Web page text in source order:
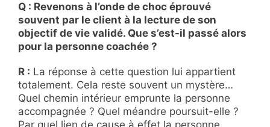
Q : Revenons à l’onde de choc éprouvé
souvent par le client à la lecture de son
objectif de vie validé. Que s’est-il passé alors
pour la personne coachée ?
R : La réponse à cette question lui appartient
totalement. Cela reste souvent un mystère…
Quel chemin intérieur emprunte la personne
accompagnée ? Quel méandre poursuit-elle ?
Par quel lien de cause à effet la personne